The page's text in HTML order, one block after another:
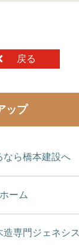
戻る
ップ
なら橋本建設へ
ーム
専門ジェネシス